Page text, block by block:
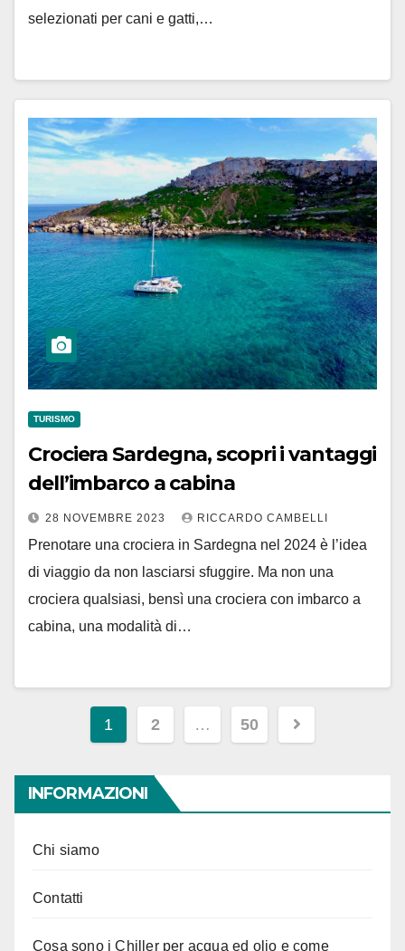
selezionati per cani e gatti,…
TURISMO
Crociera Sardegna, scopri i vantaggi
dell’imbarco a cabina
28 NOVEMBRE 2023 RICCARDO CAMBELLI
Prenotare una crociera in Sardegna nel 2024 è l’idea
di viaggio da non lasciarsi sfuggire. Ma non una
crociera qualsiasi, bensì una crociera con imbarco a
cabina, una modalità di…
Paginazione
articoli
1 2 … 50
INFORMAZIONI
Chi siamo
Contatti
Cosa sono i Chiller per acqua ed olio e come